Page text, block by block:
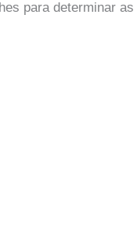
para determinar as